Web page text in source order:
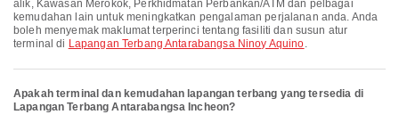
alik, Kawasan Merokok, Perkhidmatan Perbankan/ATM dan pelbagai
kemudahan lain untuk meningkatkan pengalaman perjalanan anda. Anda
boleh menyemak maklumat terperinci tentang fasiliti dan susun atur
terminal di Lapangan Terbang Antarabangsa Ninoy Aquino.
Apakah terminal dan kemudahan lapangan terbang yang tersedia di
Lapangan Terbang Antarabangsa Incheon?